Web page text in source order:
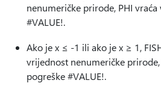
nenumeričke prirode, PHI
#VALUE!.
Ako je x ≤ -1 ili ako je x ≥ 1,
vrijednost nenumeričke
pogreške #VALUE!.